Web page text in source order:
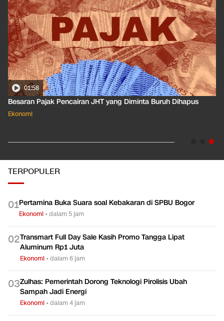
01:50
Apa Arti Peringkat Kredit Indonesia yang Dirilis S&P Global
Dkk?
TERPOPULER
01Pertamina Buka Suara soal Kebakaran di SPBU Bogor
Ekonomi •dalam 5 jam
02Transmart Full Day Sale Kasih Promo Tangga Lipat
Aluminum Rp1 Juta
Ekonomi •dalam 6 jam
03Zulhas: Pemerintah Dorong Teknologi Pirolisis Ubah
Sampah Jadi Energi
Ekonomi •dalam 4 jam